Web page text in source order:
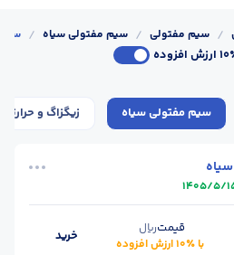
/ سیم مفتولی / سیم مفتولی سیاه /
سیم مفتولی سیاه زیگزاگ و حرارتی
1405/5/
قیمتریال
با ٪۱۰ ارزش افزوده
خرید